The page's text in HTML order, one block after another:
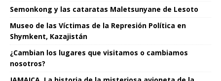
Semonkong y las cataratas Maletsunyane de Lesoto
Museo de las Víctimas de la Represión Política en
Shymkent, Kazajistán
¿Cambian los lugares que visitamos o cambiamos
nosotros?